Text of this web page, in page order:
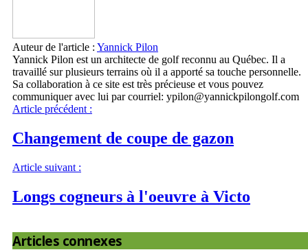
Auteur de l'article : Yannick Pilon
Yannick Pilon est un architecte de golf reconnu au Québec. Il a
travaillé sur plusieurs terrains où il a apporté sa touche personnelle.
Sa collaboration à ce site est très précieuse et vous pouvez
communiquer avec lui par courriel: ypilon@yannickpilongolf.com
Article précédent :
Changement de coupe de gazon
Article suivant :
Longs cogneurs à l'oeuvre à Victo
Articles connexes